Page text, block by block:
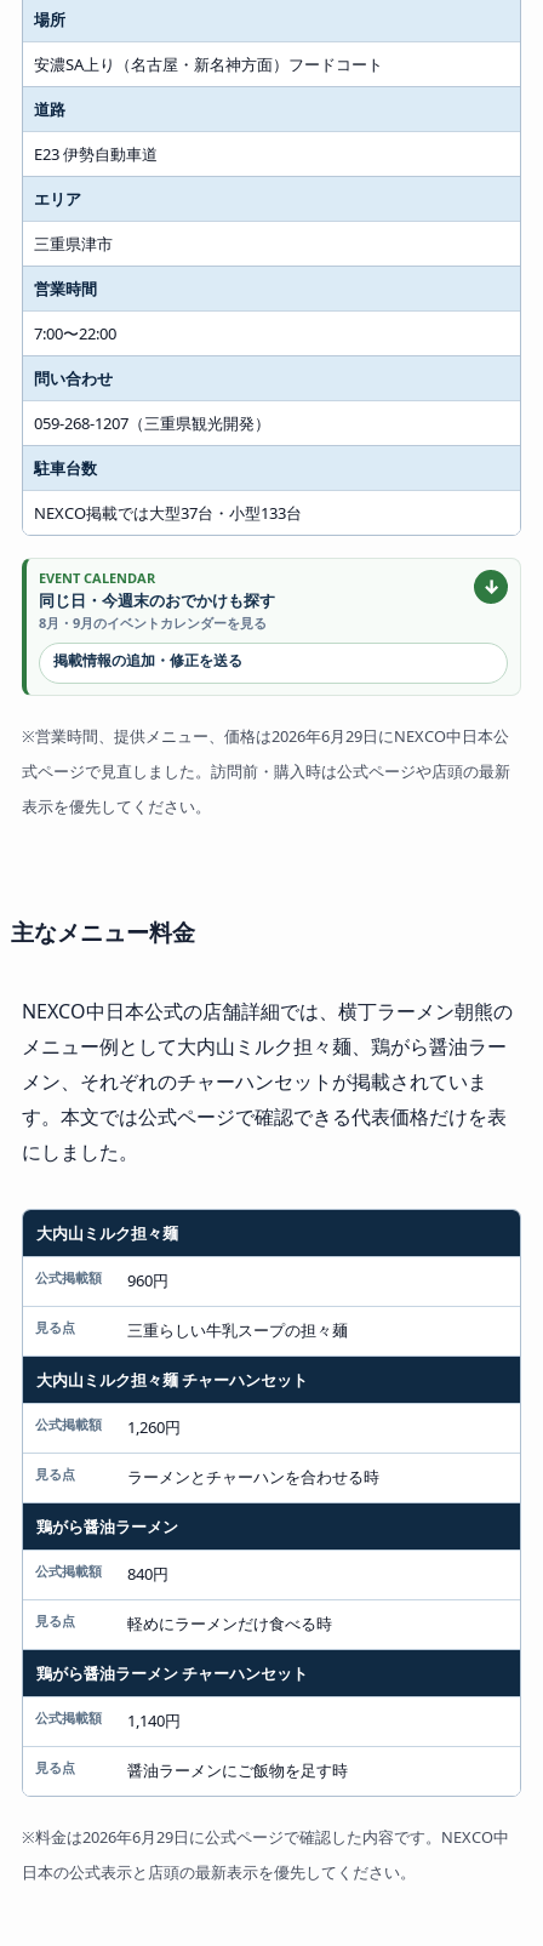
場所
安濃SA上り（名古屋・新名神方面）フードコート
道路
E23 伊勢自動車道
エリア
三重県津市
営業時間
7:00〜22:00
問い合わせ
059-268-1207（三重県観光開発）
駐車台数
NEXCO掲載では大型37台・小型133台
EVENT CALENDAR
同じ日・今週末のおでかけも探す
8月・9月のイベントカレンダーを見る
↓
掲載情報の追加・修正を送る
※営業時間、提供メニュー、価格は2026年6月29日にNEXCO中日本公
式ページで見直しました。訪問前・購入時は公式ページや店頭の最新
表示を優先してください。
主なメニュー料金
NEXCO中日本公式の店舗詳細では、横丁ラーメン朝熊の
メニュー例として大内山ミルク担々麺、鶏がら醤油ラー
メン、それぞれのチャーハンセットが掲載されていま
す。本文では公式ページで確認できる代表価格だけを表
にしました。
メニュー
公式掲載額
見る点
大内山ミルク担々麺
960円
三重らしい牛乳スープの担々麺
大内山ミルク担々麺 チャーハンセット
1,260円
ラーメンとチャーハンを合わせる時
鶏がら醤油ラーメン
840円
軽めにラーメンだけ食べる時
鶏がら醤油ラーメン チャーハンセット
1,140円
醤油ラーメンにご飯物を足す時
※料金は2026年6月29日に公式ページで確認した内容です。NEXCO中
日本の公式表示と店頭の最新表示を優先してください。